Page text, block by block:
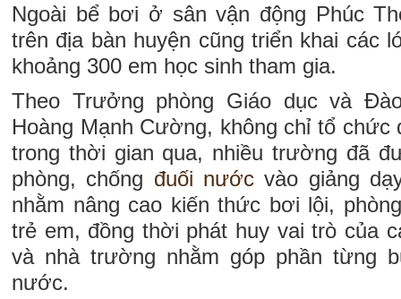
Ngoài bể bơi ở sân vận động Phúc
trên địa bàn huyện cũng triển khai các
khoảng 300 em học sinh tham gia.
Theo Trưởng phòng Giáo dục và
Hoàng Mạnh Cường, không chỉ tổ chức
trong thời gian qua, nhiều trường đã
phòng, chống đuối nước vào giảng
nhằm nâng cao kiến thức bơi lội,
trẻ em, đồng thời phát huy vai trò của
và nhà trường nhằm góp phần từng
nước.